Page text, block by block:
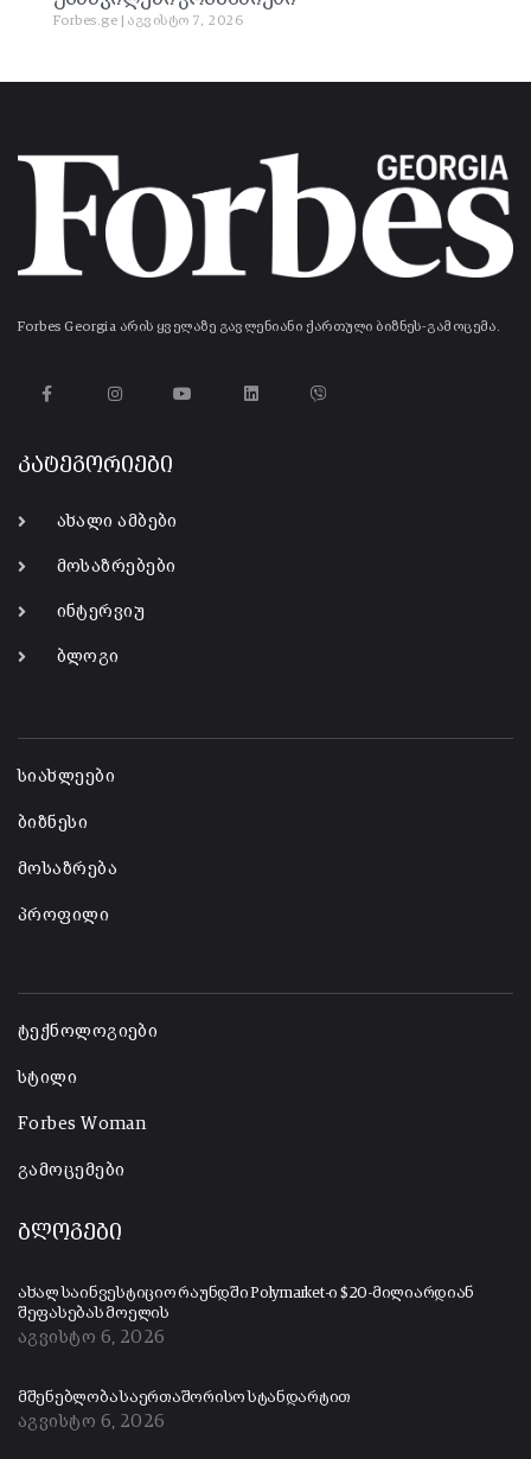
Forbes.ge აგვისტო 7, 2026
Forbes Georgia არის ყველაზე გავლენიანი ქართული ბიზნეს-გამოცემა.
კატეგორიები
ახალი ამბები
მოსაზრებები
ინტერვიუ
ბლოგი
სიახლეები
ბიზნესი
მოსაზრება
პროფილი
ტექნოლოგიები
სტილი
Forbes Woman
გამოცემები
ბლოგები
ახალ საინვესტიციო რაუნდში Polymarket-ი $20-მილიარდიან
შეფასებას მოელის
აგვისტო 6, 2026
მშენებლობა საერთაშორისო სტანდარტით
აგვისტო 6, 2026